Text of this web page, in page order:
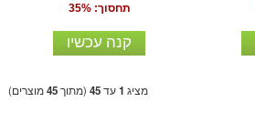
תחסוך: 35%
קנה עכשיו
מציג 1עד45 (מתוך45מוצרים)